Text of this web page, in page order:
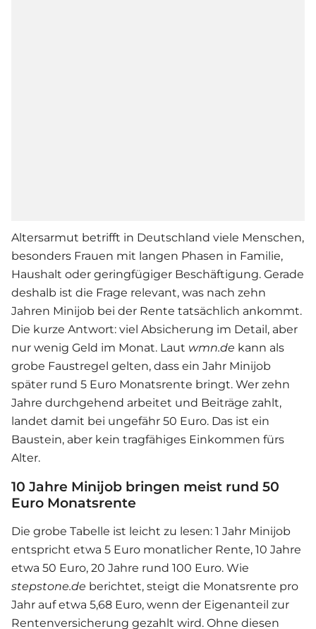
Altersarmut betrifft in Deutschland viele Menschen,
besonders Frauen mit langen Phasen in Familie,
Haushalt oder geringfügiger Beschäftigung. Gerade
deshalb ist die Frage relevant, was nach zehn
Jahren Minijob bei der Rente tatsächlich ankommt.
Die kurze Antwort: viel Absicherung im Detail, aber
nur wenig Geld im Monat. Laut wmn.de kann als
grobe Faustregel gelten, dass ein Jahr Minijob
später rund 5 Euro Monatsrente bringt. Wer zehn
Jahre durchgehend arbeitet und Beiträge zahlt,
landet damit bei ungefähr 50 Euro. Das ist ein
Baustein, aber kein tragfähiges Einkommen fürs
Alter.
10 Jahre Minijob bringen meist rund 50
Euro Monatsrente
Die grobe Tabelle ist leicht zu lesen: 1 Jahr Minijob
entspricht etwa 5 Euro monatlicher Rente, 10 Jahre
etwa 50 Euro, 20 Jahre rund 100 Euro. Wie
stepstone.de berichtet, steigt die Monatsrente pro
Jahr auf etwa 5,68 Euro, wenn der Eigenanteil zur
Rentenversicherung gezahlt wird. Ohne diesen